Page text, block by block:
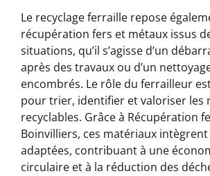
Le recyclage ferraille repose
récupération fers et métaux issus
situations, qu’il s’agisse d’un
après des travaux ou d’un
encombrés. Le rôle du ferrailleur
pour trier, identifier et valoriser les
recyclables. Grâce à Récupération
Boinvilliers, ces matériaux
adaptées, contribuant à une
circulaire et à la réduction des